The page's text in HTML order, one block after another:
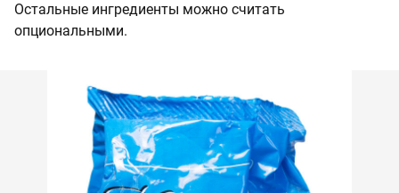
Остальные ингредиенты можно считать
опциональными.